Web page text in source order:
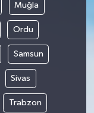
Muğla
Ordu
Samsun
Sivas
Trabzon